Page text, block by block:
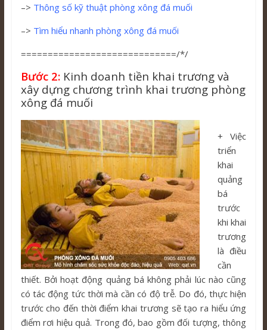
–> Thông số kỹ thuật phòng xông đá muối
–> Tìm hiểu nhanh phòng xông đá muối
=============================/*/
Bước 2: Kinh doanh tiền khai trương và
xây dựng chương trình khai trương phòng
xông đá muối
+ Việc
triển
khai
quảng
bá
trước
khi khai
trương
là điều
cần
thiết. Bởi hoạt động quảng bá không phải lúc nào cũng
có tác động tức thời mà cần có độ trễ. Do đó, thực hiện
trước cho đến thời điểm khai trương sẽ tạo ra hiểu ứng
điểm rơi hiệu quả. Trong đó, bao gồm đối tượng, thông